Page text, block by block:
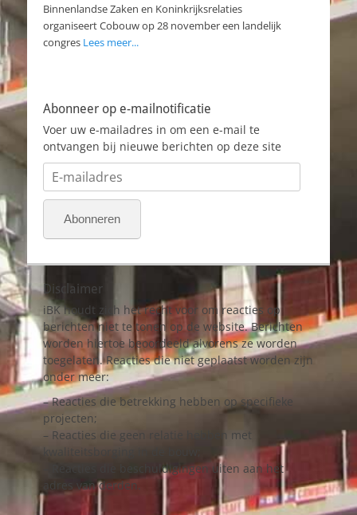
Binnenlandse Zaken en Koninkrijksrelaties
organiseert Cobouw op 28 november een landelijk
congres Lees meer...
Abonneer op e-mailnotificatie
Voer uw e-mailadres in om een e-mail te
ontvangen bij nieuwe berichten op deze site
mailadres
Abonneren
Disclaimer
iBK houdt zich het recht voor om reacties op
berichten niet te tonen op de website. Berichten
worden hiertoe beoordeeld alvorens ze worden
toegelaten. Reacties die niet geplaatst worden zijn
onder meer:
– Reacties die betrekking hebben op specifieke
projecten;
– Reacties die geen relatie hebben met
kwaliteitsborging in de bouw;
– Reacties die beschuldigingen uiten aan het
adres van derden.